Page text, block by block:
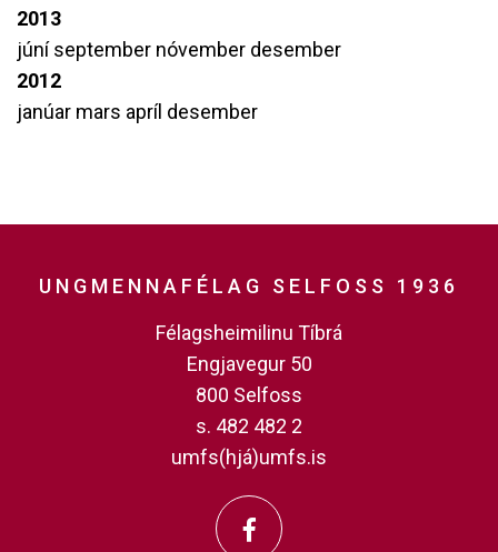
2013
júníseptember nóvember desember
2012
janúar mars apríl desember
UNGMENNAFÉLAG SELFOSS 1936
Félagsheimilinu Tíbrá
Engjavegur 50
800 Selfoss
s. 482 482 2
umfs(hjá)umfs.is